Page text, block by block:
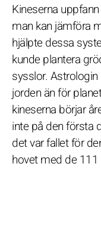
Kineserna
man kan jämföra
hjälpte dessa
kunde plantera
sysslor.
jorden än för
kineserna börjar
inte på den första
det var fallet för
hovet med de 111